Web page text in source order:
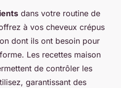
dans votre routine de
à vos cheveux crépus
dont ils ont besoin pour
Les recettes maison
de contrôler les
garantissant des